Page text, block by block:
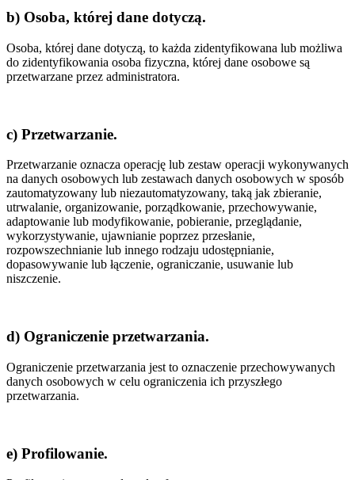
b) Osoba, której dane dotyczą.
Osoba, której dane dotyczą, to każda zidentyfikowana lub możliwa
do zidentyfikowania osoba fizyczna, której dane osobowe są
przetwarzane przez administratora.
c) Przetwarzanie.
Przetwarzanie oznacza operację lub zestaw operacji wykonywanych
na danych osobowych lub zestawach danych osobowych w sposób
zautomatyzowany lub niezautomatyzowany, taką jak zbieranie,
utrwalanie, organizowanie, porządkowanie, przechowywanie,
adaptowanie lub modyfikowanie, pobieranie, przeglądanie,
wykorzystywanie, ujawnianie poprzez przesłanie,
rozpowszechnianie lub innego rodzaju udostępnianie,
dopasowywanie lub łączenie, ograniczanie, usuwanie lub
niszczenie.
d) Ograniczenie przetwarzania.
Ograniczenie przetwarzania jest to oznaczenie przechowywanych
danych osobowych w celu ograniczenia ich przyszłego
przetwarzania.
e) Profilowanie.